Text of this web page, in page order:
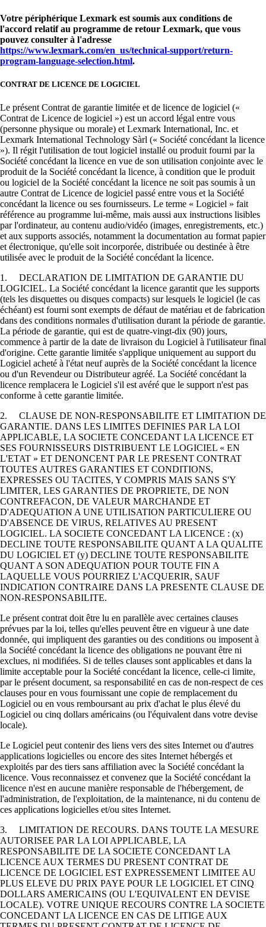
Votre périphérique Lexmark est soumis aux conditions de
l'accord relatif au programme de retour Lexmark, que vous
pouvez consulter à l'adresse
https://www.lexmark.com/en_us/technical-support/return-
program-language-selection.html.
CONTRAT DE LICENCE DE LOGICIEL
Le présent Contrat de garantie limitée et de licence de logiciel («
Contrat de Licence de logiciel ») est un accord légal entre vous
(personne physique ou morale) et Lexmark International, Inc. et
Lexmark International Technology Sàrl (« Société concédant la licence
»). Il régit l'utilisation de tout logiciel installé ou produit fourni par la
Société concédant la licence en vue de son utilisation conjointe avec le
produit de la Société concédant la licence, à condition que le produit
ou logiciel de la Société concédant la licence ne soit pas soumis à un
autre Contrat de Licence de logiciel passé entre vous et la Société
concédant la licence ou ses fournisseurs. Le terme « Logiciel » fait
référence au programme lui-même, mais aussi aux instructions lisibles
par l'ordinateur, au contenu audio/vidéo (images, enregistrements, etc.)
et aux supports associés, notamment la documentation au format papier
et électronique, qu'elle soit incorporée, distribuée ou destinée à être
utilisée avec le produit de la Société concédant la licence.
1. DECLARATION DE LIMITATION DE GARANTIE DU
LOGICIEL. La Société concédant la licence garantit que les supports
(tels les disquettes ou disques compacts) sur lesquels le logiciel (le cas
échéant) est fourni sont exempts de défaut de matériau et de fabrication
dans des conditions normales d'utilisation durant la période de garantie.
La période de garantie, qui est de quatre-vingt-dix (90) jours,
commence à partir de la date de livraison du Logiciel à l'utilisateur final
d'origine. Cette garantie limitée s'applique uniquement au support du
Logiciel acheté à l'état neuf auprès de la Société concédant la licence
ou d'un Revendeur ou Distributeur agréé. La Société concédant la
licence remplacera le Logiciel s'il est avéré que le support n'est pas
conforme à cette garantie limitée.
2. CLAUSE DE NON-RESPONSABILITE ET LIMITATION DE
GARANTIE. DANS LES LIMITES DEFINIES PAR LA LOI
APPLICABLE, LA SOCIETE CONCEDANT LA LICENCE ET
SES FOURNISSEURS DISTRIBUENT LE LOGICIEL « EN
L'ETAT » ET DENONCENT PAR LE PRESENT CONTRAT
TOUTES AUTRES GARANTIES ET CONDITIONS,
EXPRESSES OU TACITES, Y COMPRIS MAIS SANS S'Y
LIMITER, LES GARANTIES DE PROPRIETE, DE NON
CONTREFACON, DE VALEUR MARCHANDE ET
D'ADEQUATION A UNE UTILISATION PARTICULIERE OU
D'ABSENCE DE VIRUS, RELATIVES AU PRESENT
LOGICIEL. LA SOCIETE CONCEDANT LA LICENCE : (x)
DECLINE TOUTE RESPONSABILITE QUANT A LA QUALITE
DU LOGICIEL ET (y) DECLINE TOUTE RESPONSABILITE
QUANT A SON ADEQUATION POUR TOUTE FIN A
LAQUELLE VOUS POURRIEZ L'ACQUERIR, SAUF
INDICATION CONTRAIRE DANS LA PRESENTE CLAUSE DE
NON-RESPONSABILITE.
Le présent contrat doit être lu en parallèle avec certaines clauses
prévues par la loi, telles qu'elles peuvent être en vigueur à une date
donnée, qui impliquent des garanties ou des conditions ou imposent à
la Société concédant la licence des obligations ne pouvant être ni
exclues, ni modifiées. Si de telles clauses sont applicables et dans la
limite acceptable pour la Société concédant la licence, celle-ci limite,
par le présent document, sa responsabilité en cas de non-respect de ces
clauses pour en vous fournissant une copie de remplacement du
Logiciel ou en vous remboursant au prix d'achat le plus élevé du
Logiciel ou cinq dollars américains (ou l'équivalent dans votre devise
locale).
Le Logiciel peut contenir des liens vers des sites Internet ou d'autres
applications logicielles ou encore des sites Internet hébergés et
exploités par des tiers sans affiliation avec la Société concédant la
licence. Vous reconnaissez et convenez que la Société concédant la
licence n'est en aucune manière responsable de l'hébergement, de
l'administration, de l'exploitation, de la maintenance, ni du contenu de
ces applications logicielles et/ou sites Internet.
3. LIMITATION DE RECOURS. DANS TOUTE LA MESURE
AUTORISEE PAR LA LOI APPLICABLE, LA
RESPONSABILITE DE LA SOCIETE CONCEDANT LA
LICENCE AUX TERMES DU PRESENT CONTRAT DE
LICENCE DE LOGICIEL EST EXPRESSEMENT LIMITEE AU
PLUS ELEVE DU PRIX PAYE POUR LE LOGICIEL ET CINQ
DOLLARS AMERICAINS (OU L'EQUIVALENT EN DEVISE
LOCALE). VOTRE UNIQUE RECOURS CONTRE LA SOCIETE
CONCEDANT LA LICENCE EN CAS DE LITIGE AUX